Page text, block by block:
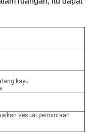
kayu
sesuai permintaan